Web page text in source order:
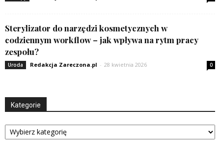
Sterylizator do narzędzi kosmetycznych w
codziennym workflow – jak wpływa na rytm pracy
zespołu?
Uroda Redakcja Zareczona.pl - 28 kwietnia 2026 0
Kategorie
Kategorie